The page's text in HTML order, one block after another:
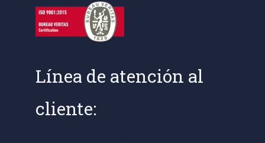
Línea de atención al
cliente: